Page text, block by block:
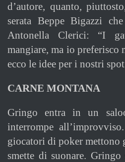
d’autore, quanto,
serata Beppe Bigazzi
Antonella Clerici: “I
mangiare, ma io preferisco
ecco le idee per i nostri
CARNE MONTANA
Gringo entra in un
interrompe
giocatori di poker mettono
smette di suonare.